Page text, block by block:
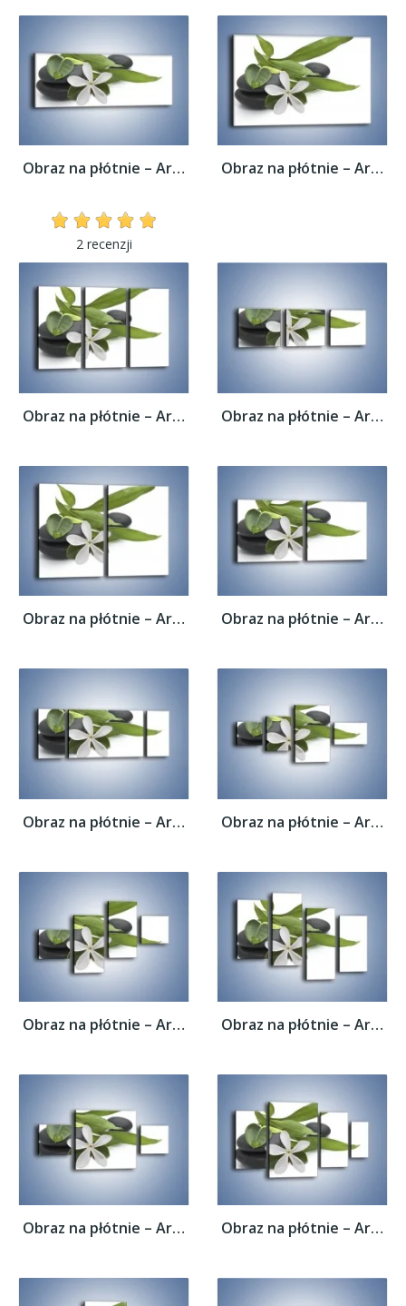
Obraz na płótnie – Artystyczna kompozycja...
2 recenzji
Obraz na płótnie – Artystyczna kompozycja...
Obraz na płótnie – Artystyczna kompozycja... Obraz na płótnie – Artystyczna kompozycja...
Obraz na płótnie – Artystyczna kompozycja... Obraz na płótnie – Artystyczna kompozycja...
Obraz na płótnie – Artystyczna kompozycja... Obraz na płótnie – Artystyczna kompozycja...
Obraz na płótnie – Artystyczna kompozycja... Obraz na płótnie – Artystyczna kompozycja...
Obraz na płótnie – Artystyczna kompozycja... Obraz na płótnie – Artystyczna kompozycja...